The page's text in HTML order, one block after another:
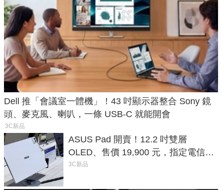
Dell 推「會議室一體機」！43 吋顯示器整合 Sony 鏡
頭、麥克風、喇叭，一條 USB-C 就能開會
3C新品
ASUS Pad 開賣！12.2 吋雙層
OLED、售價 19,900 元，指定電信資
費最低 0 元入手
3C新品